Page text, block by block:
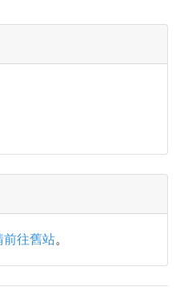
前往舊站。